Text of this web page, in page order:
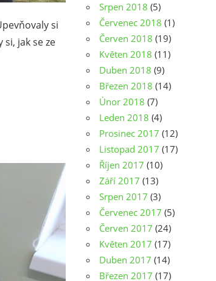
si
jak se ze
Srpen 2018 (5)
Červenec 2018 (1)
Červen 2018 (19)
Květen 2018 (11)
Duben 2018 (9)
Březen 2018 (14)
Únor 2018 (7)
Leden 2018 (4)
Prosinec 2017 (12)
Listopad 2017 (17)
Říjen 2017 (10)
Září 2017 (13)
Srpen 2017 (3)
Červenec 2017 (5)
Červen 2017 (24)
Květen 2017 (17)
Duben 2017 (14)
Březen 2017 (17)